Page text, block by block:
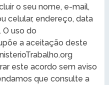
o seu nome, e-mail,
celular, endereço, data
uso do
a aceitação deste
este acordo sem aviso
que consulte a